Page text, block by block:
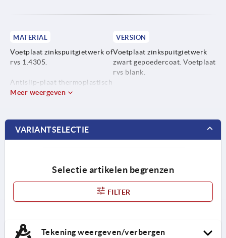
MATERIAL
Voetplaat zinkspuitgietwerk of
rvs 1.4305.
Antislip-plaat thermoplastisch
elastomeer.
VERSION
Voetplaat zinkspuitgietwerk
zwart gepoedercoat. Voetplaat
rvs blank.
Meer weergeven
VARIANTSELECTIE
Selectie artikelen begrenzen
FILTER
Tekening weergeven/verbergen